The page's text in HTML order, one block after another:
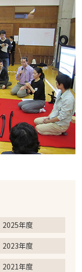
2025年度
2023年度
2021年度